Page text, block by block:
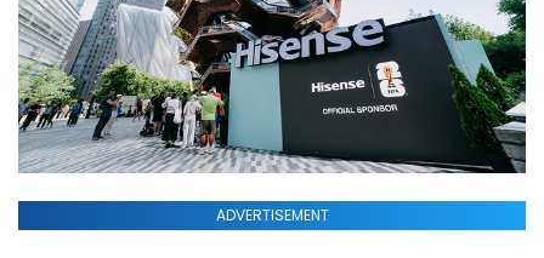
ADVERTISEMENT